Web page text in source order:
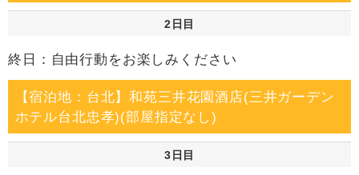
2日目
終日：自由行動をお楽しみください
【宿泊地：台北】和苑三井花園酒店(三井ガーデン
ホテル台北忠孝)(部屋指定なし)
3日目